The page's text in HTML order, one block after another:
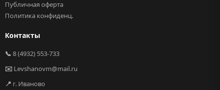
Публичная оферта
Политика конфиденц.
Контакты
📞 8 (4932) 553-733
✉️ Levshanovm@mail.ru
📍 г. Иваново